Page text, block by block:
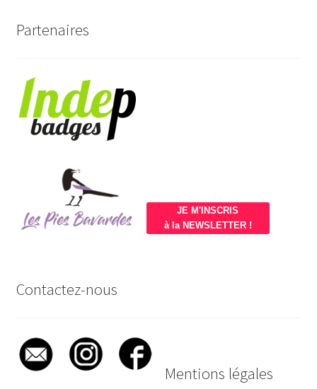
Partenaires
JE M'INSCRIS
à la NEWSLETTER !
Contactez-nous
Mentions légales